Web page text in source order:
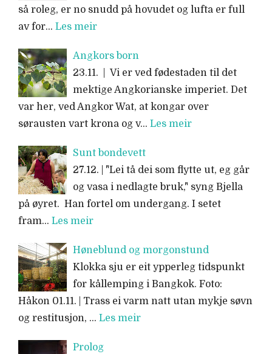
så roleg, er no snudd på hovudet og lufta er full
av for… Les meir
Angkors born
23.11. | Vi er ved fødestaden til det
mektige Angkorianske imperiet. Det
var her, ved Angkor Wat, at kongar over
sørausten vart krona og v… Les meir
Sunt bondevett
27.12. | "Lei tå dei som flytte ut, eg går
og vasa i nedlagte bruk," syng Bjella
på øyret. Han fortel om undergang. I setet
fram… Les meir
Høneblund og morgonstund
Klokka sju er eit ypperleg tidspunkt
for kållemping i Bangkok. Foto:
Håkon 01.11. | Trass ei varm natt utan mykje søvn
og restitusjon, … Les meir
Prolog